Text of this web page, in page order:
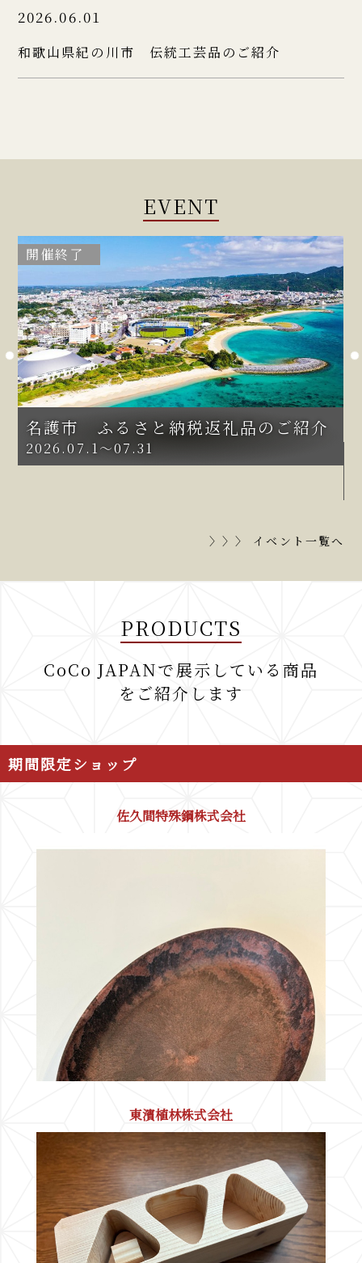
2026.06.01
和歌山県紀の川市 伝統工芸品のご紹介
EVENT
返礼品のご紹介
長崎県 ご当地製品の
〉〉〉 イベント一覧へ
PRODUCTS
CoCo JAPANで展示している商品
をご紹介します
期間限定ショップ
佐久間特殊鋼株式会社
東濱植林株式会社